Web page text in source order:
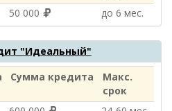
50 000 до 6 мес.
"Идеальный"
Сумма кредита
Макс.
срок